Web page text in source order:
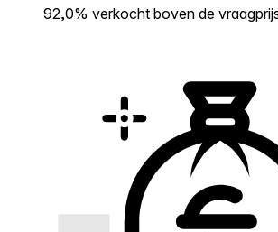
92,0% verkocht boven de